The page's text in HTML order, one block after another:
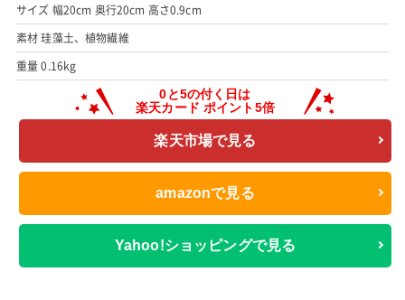
サイズ 幅20cm 奥行20cm 高さ0.9cm
素材 珪藻土、植物繊維
重量 0.16kg
楽天市場で見る
amazonで見る
Yahoo!ショッピングで見る